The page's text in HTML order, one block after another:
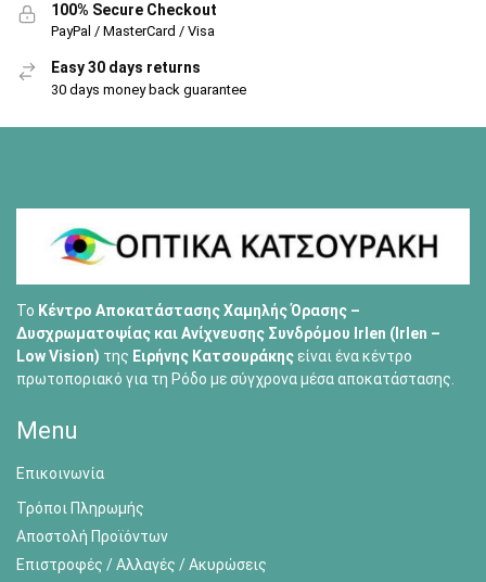
100% Secure Checkout
PayPal / MasterCard / Visa
Easy 30 days returns
30 days money back guarantee
Το Κέντρο Αποκατάστασης Χαμηλής Όρασης –
Δυσχρωματοψίας και Ανίχνευσης Συνδρόμου Irlen (Irlen –
Low Vision) της Ειρήνης Κατσουράκηςείναι ένα κέντρο
πρωτοποριακό για τη Ρόδο με σύγχρονα μέσα αποκατάστασης.
Menu
Επικοινωνία
Τρόποι Πληρωμής
Αποστολή Προϊόντων
Επιστροφές / Αλλαγές / Ακυρώσεις